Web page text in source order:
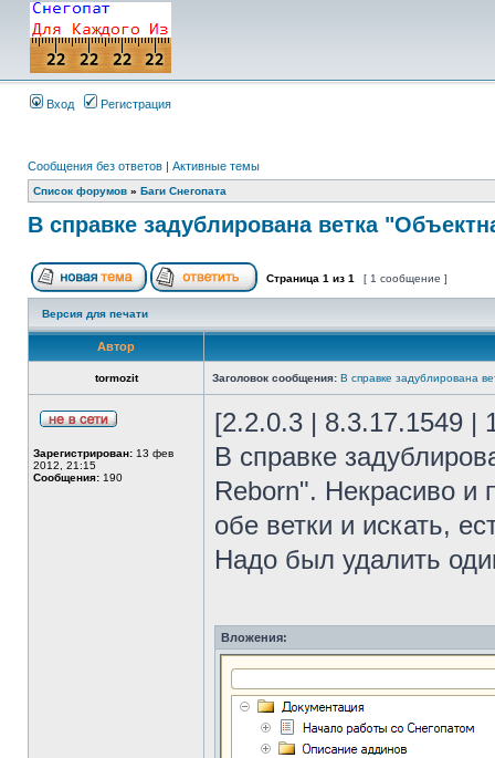
Вход Регистрация
Сообщения без ответов | Активные темы
Список форумов » Баги Снегопата
В справке задублирована ветка
Страница 1 из 1 [ 1 сообщение ]
Версия для печати
Автор
tormozit Заголовок сообщения: В справке задублирована
Зарегистрирован: 13 фев
2012, 21:15
Сообщения: 190
[2.2.0.3 | 8.3.17.1549 |
В справке
Reborn". Некрасиво и
обе ветки и искать,
Надо был удалить
Вложения: